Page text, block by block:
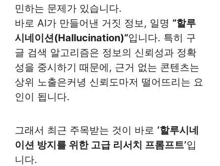
민하는 문제가 있습니다.
바로 AI가 만들어낸 거짓 정보, 일명 “할루
시네이션(Hallucination)”입니다. 특히 구
글 검색 알고리즘은 정보의 신뢰성과 정확
성을 중시하기 때문에, 근거 없는 콘텐츠는
상위 노출은커녕 신뢰도마저 떨어뜨리는 요
인이 됩니다.
그래서 최근 주목받는 것이 바로 ‘할루시네
이션 방지를 위한 고급 리서치 프롬프트’입
니다.